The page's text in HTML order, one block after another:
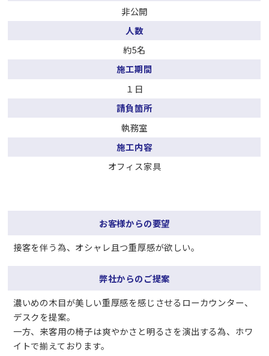
非公開
人数
約5名
施工期間
１日
請負箇所
執務室
施工内容
オフィス家具
お客様からの要望
接客を伴う為、オシャレ且つ重厚感が欲しい。
弊社からのご提案
濃いめの木目が美しい重厚感を感じさせるローカウンター、
デスクを提案。
一方、来客用の椅子は爽やかさと明るさを演出する為、ホワ
イトで揃えております。